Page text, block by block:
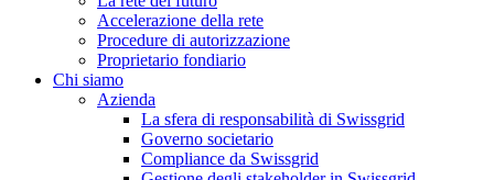
Accelerazione della rete
Procedure di autorizzazione
Proprietario fondiario
Chi siamo
Azienda
La sfera di responsabilità di Swissgrid
Governo societario
Compliance da Swissgrid